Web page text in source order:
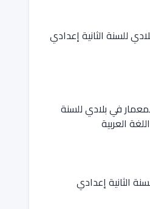
للسنة الثانية إعدادي
في بلادي للسنة
العربية
الثانية إعدادي